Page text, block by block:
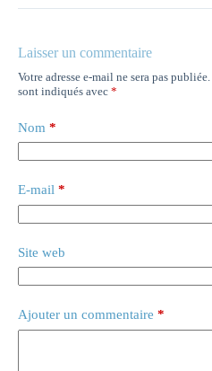
Laisser un commentaire
Votre adresse e-mail ne sera pas publiée.
sont indiqués avec *
Nom *
E-mail *
Site web
Ajouter un commentaire *